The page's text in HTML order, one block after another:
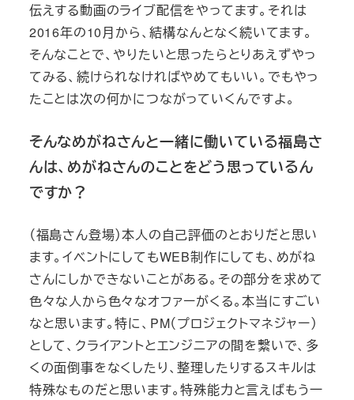
伝えする動画のライブ配信をやってます。それは
2016年の10月から、結構なんとなく続いてます。
そんなことで、やりたいと思ったらとりあえずやっ
てみる、続けられなければやめてもいい。でもやっ
たことは次の何かにつながっていくんですよ。
そんなめがねさんと一緒に働いている福島さ
んは、めがねさんのことをどう思っているん
ですか？
（福島さん登場）本人の自己評価のとおりだと思い
ます。イベントにしてもWEB制作にしても、めがね
さんにしかできないことがある。その部分を求めて
色々な人から色々なオファーがくる。本当にすごい
なと思います。特に、PM（プロジェクトマネジャー）
として、クライアントとエンジニアの間を繋いで、多
くの面倒事をなくしたり、整理したりするスキルは
特殊なものだと思います。特殊能力と言えばもう一